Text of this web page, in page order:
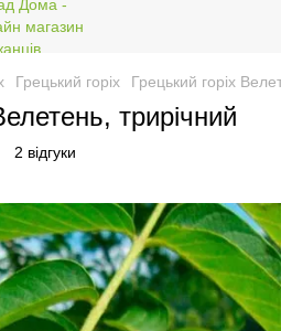
Грецький горіх Грецький горіх
трирічний
2 відгуки